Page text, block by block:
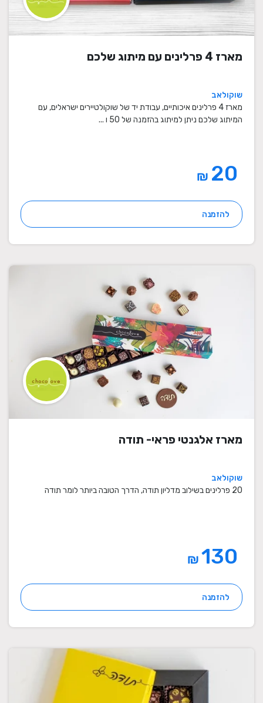
מארז 4 פרלינים עם מיתוג שלכם
שוקולאב
מארז 4 פרלינים איכותיים, עבודת יד של שוקולטיירים ישראלים, עם
המיתוג שלכם ניתן למיתוג בהזמנה של 50 ו ...
₪
להזמנה
מארז אלגנטי פראי- תודה
שוקולאב
20 פרלינים בשילוב מדליון תודה, הדרך הטובה ביותר לומר תודה
₪
להזמנה